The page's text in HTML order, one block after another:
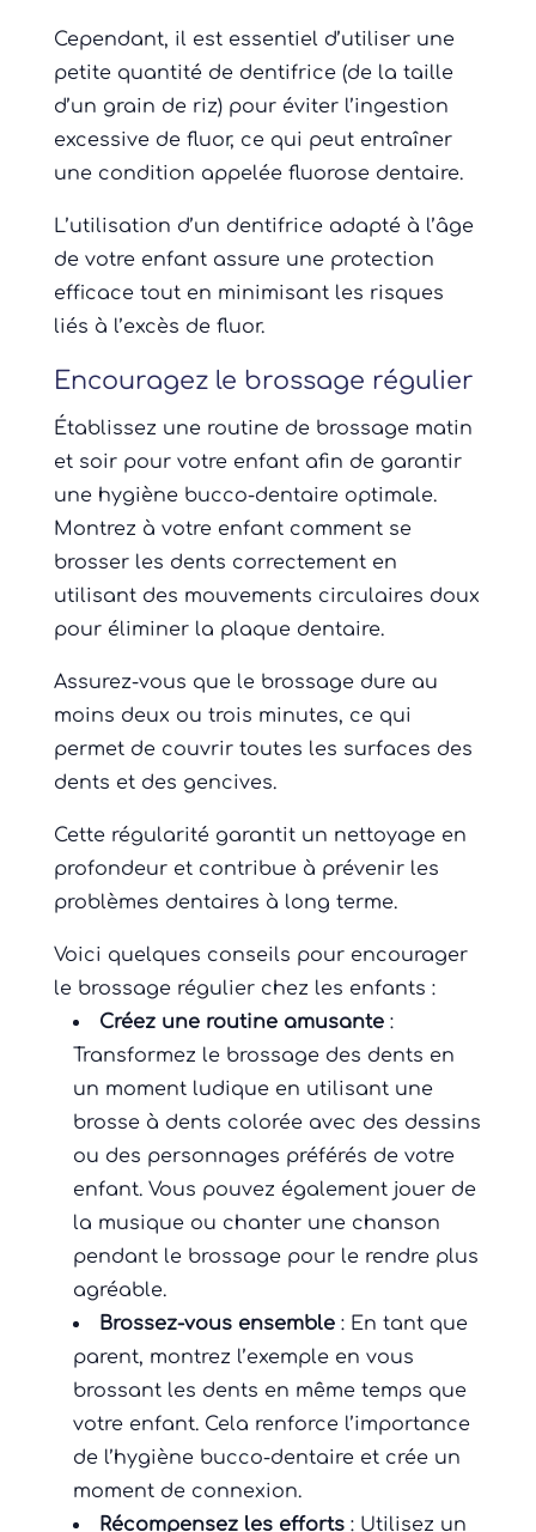
Cependant, il est essentiel d’utiliser une
petite quantité de dentifrice (de la taille
d’un grain de riz) pour éviter l’ingestion
excessive de fluor, ce qui peut entraîner
une condition appelée fluorose dentaire.
L’utilisation d’un dentifrice adapté à l’âge
de votre enfant assure une protection
efficace tout en minimisant les risques
liés à l’excès de fluor.
Encouragez le brossage régulier
Établissez une routine de brossage matin
et soir pour votre enfant afin de garantir
une hygiène bucco-dentaire optimale.
Montrez à votre enfant comment se
brosser les dents correctement en
utilisant des mouvements circulaires doux
pour éliminer la plaque dentaire.
Assurez-vous que le brossage dure au
moins deux ou trois minutes, ce qui
permet de couvrir toutes les surfaces des
dents et des gencives.
Cette régularité garantit un nettoyage en
profondeur et contribue à prévenir les
problèmes dentaires à long terme.
Voici quelques conseils pour encourager
le brossage régulier chez les enfants :
Créez une routine amusante:
Transformez le brossage des dents en
un moment ludique en utilisant une
brosse à dents colorée avec des dessins
ou des personnages préférés de votre
enfant. Vous pouvez également jouer de
la musique ou chanter une chanson
pendant le brossage pour le rendre plus
agréable.
Brossez-vous ensemble: En tant que
parent, montrez l’exemple en vous
brossant les dents en même temps que
votre enfant. Cela renforce l’importance
de l’hygiène bucco-dentaire et crée un
moment de connexion.
Récompensez les efforts: Utilisez un